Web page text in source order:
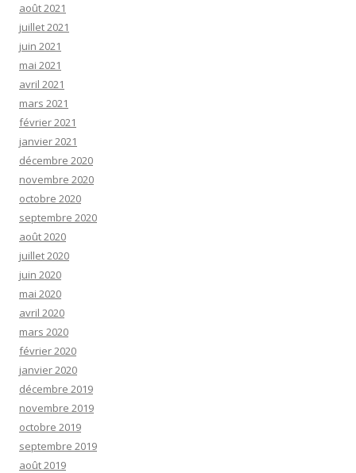
août 2021
juillet 2021
juin 2021
mai 2021
avril 2021
mars 2021
février 2021
janvier 2021
décembre 2020
novembre 2020
octobre 2020
septembre 2020
août 2020
juillet 2020
juin 2020
mai 2020
avril 2020
mars 2020
février 2020
janvier 2020
décembre 2019
novembre 2019
octobre 2019
septembre 2019
août 2019